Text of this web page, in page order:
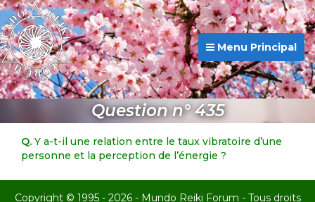
Menu Principal
Question n° 435
Q. Y a-t-il une relation entre le taux vibratoire d’une
personne et la perception de l’énergie ?
Copyright © 1995 - 2026 - Mundo Reiki Forum - Tous droits